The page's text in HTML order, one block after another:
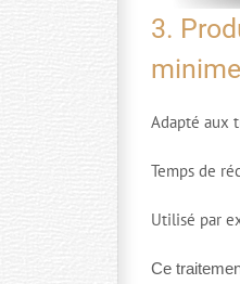
3.
Adapté aux
Temps de
Utilisé par
Ce